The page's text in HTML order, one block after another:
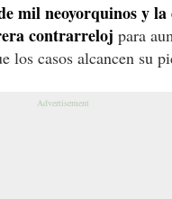
mil neoyorquinos y
contrarreloj para
los casos alcancen su